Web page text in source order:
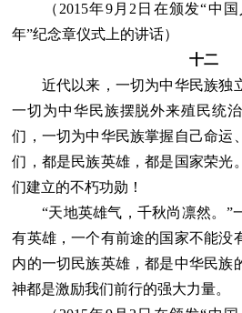
（2015年9月2日在颁发“中国
年”纪念章仪式上的讲话）
十二
近代以来，一切为中华民族独立
一切为中华民族摆脱外来殖民统
们，一切为中华民族掌握自己命运
们，都是民族英雄，都是国家荣光
们建立的不朽功勋！
“天地英雄气，千秋尚凛然。”
有英雄，一个有前途的国家不能没
内的一切民族英雄，都是中华民族
神都是激励我们前行的强大力量。